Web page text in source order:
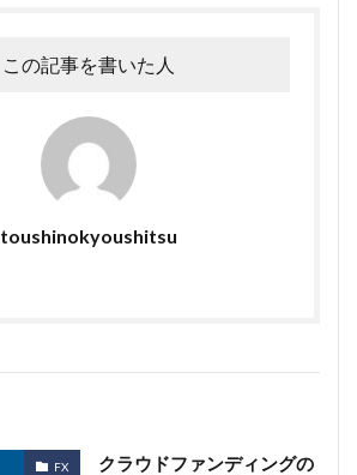
この記事を書いた人
toushinokyoushitsu
FX
クラウドファンディングの